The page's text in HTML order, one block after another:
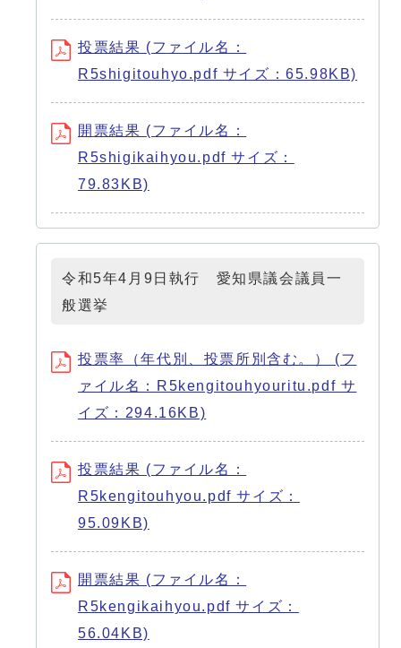
投票結果 (ファイル名：
R5shigitouhyo.pdf サイズ：65.98KB)
開票結果 (ファイル名：
R5shigikaihyou.pdf サイズ：
79.83KB)
令和5年4月9日執行 愛知県議会議員一
般選挙
投票率（年代別、投票所別含む。） (フ
ァイル名：R5kengitouhyouritu.pdf サ
イズ：294.16KB)
投票結果 (ファイル名：
R5kengitouhyou.pdf サイズ：
95.09KB)
開票結果 (ファイル名：
R5kengikaihyou.pdf サイズ：
56.04KB)